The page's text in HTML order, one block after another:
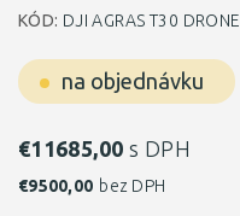
na objednávku
KÓD: DJI AGRAS T­30 DRONE
€11685,00 s DPH
€9500,00 bez DPH